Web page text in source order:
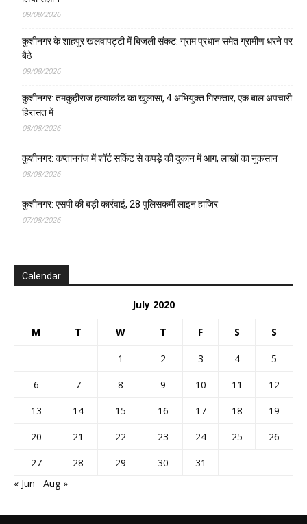
09/08/2026
कुशीनगर के शाहपुर खलवापट्टी में बिजली संकट: ग्राम प्रधान समेत ग्रामीण धरने पर
बैठे
09/08/2026
कुशीनगर: तमकुहीराज हत्याकांड का खुलासा, 4 अभियुक्त गिरफ्तार, एक बाल अपचारी
हिरासत में
08/08/2026
कुशीनगर: कप्तानगंज में शॉर्ट सर्किट से कपड़े की दुकान में आग, लाखों का नुकसान
08/08/2026
कुशीनगर: एसपी की बड़ी कार्रवाई, 28 पुलिसकर्मी लाइन हाजिर
07/08/2026
Calendar
July 2020
M T W T F S S
1 2 3 4
5
6
7 8 9 10 11
12
13
14 15 16 17 18
19
20
21 22 23 24 25
26
27
28 29 30
31
« Jun
Aug »